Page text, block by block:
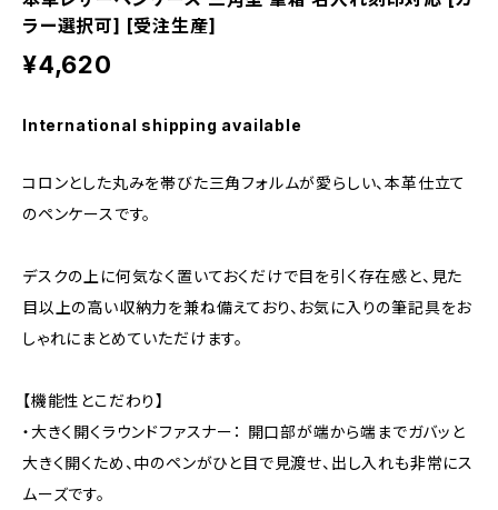
ラー選択可] [受注生産]
¥4,620
International shipping available
コロンとした丸みを帯びた三角フォルムが愛らしい、本革仕立て
のペンケースです。
デスクの上に何気なく置いておくだけで目を引く存在感と、見た
目以上の高い収納力を兼ね備えており、お気に入りの筆記具をお
しゃれにまとめていただけます。
【機能性とこだわり】
・大きく開くラウンドファスナー： 開口部が端から端までガバッと
大きく開くため、中のペンがひと目で見渡せ、出し入れも非常にス
ムーズです。